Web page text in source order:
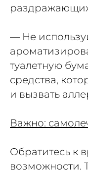
— Не
туалетную
средства,
и вызвать
Важно:
Обратитесь к
возможности.